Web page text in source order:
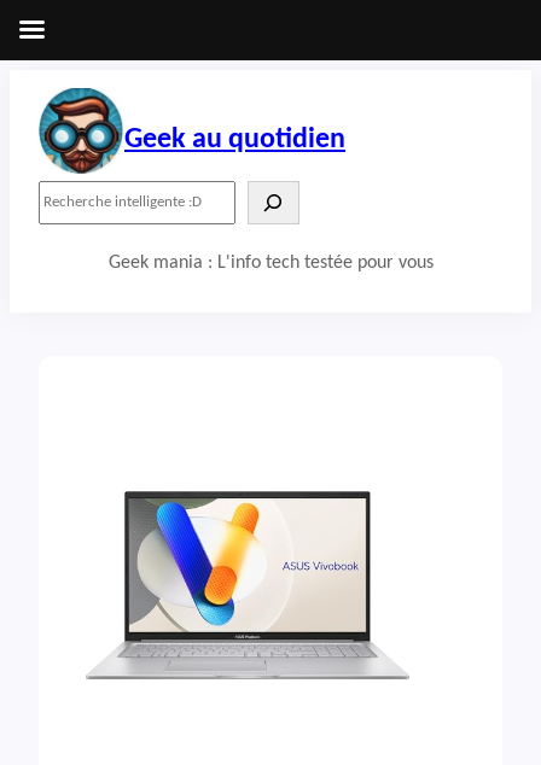
contenu
Geek au quotidien
Geek mania : L'info tech testée pour vous